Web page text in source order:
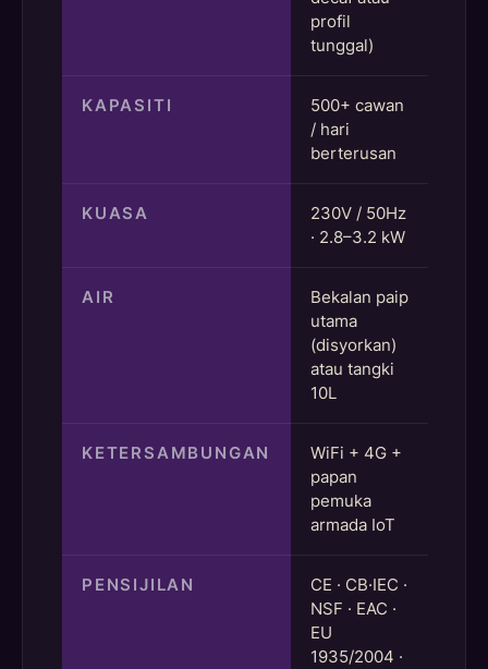
profil
tunggal)
KAPASITI
500+ cawan
/ hari
berterusan
KUASA
230V / 50Hz
· 2.8–3.2 kW
AIR
Bekalan paip
utama
(disyorkan)
atau tangki
10L
KETERSAMBUNGAN
WiFi + 4G +
papan
pemuka
armada IoT
PENSIJILAN
CE · CB·IEC ·
NSF · EAC ·
EU
1935/2004 ·